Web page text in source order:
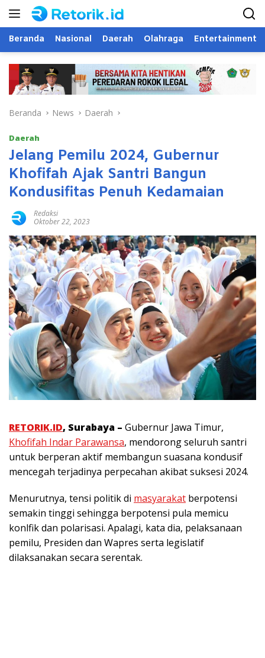
Langsung
Beranda Nasional Daerah Olahraga Entertainment
Beranda News Daerah
Daerah
Jelang Pemilu 2024, Gubernur
Khofifah Ajak Santri Bangun
Kondusifitas Penuh Kedamaian
Redaksi
Oktober 22, 2023
RETORIK.ID, Surabaya – Gubernur Jawa Timur,
Khofifah Indar Parawansa, mendorong seluruh santri
untuk berperan aktif membangun suasana kondusif
mencegah terjadinya perpecahan akibat suksesi 2024.
Menurutnya, tensi politik di masyarakat berpotensi
semakin tinggi sehingga berpotensi pula memicu
konlfik dan polarisasi. Apalagi, kata dia, pelaksanaan
pemilu, Presiden dan Wapres serta legislatif
dilaksanakan secara serentak.